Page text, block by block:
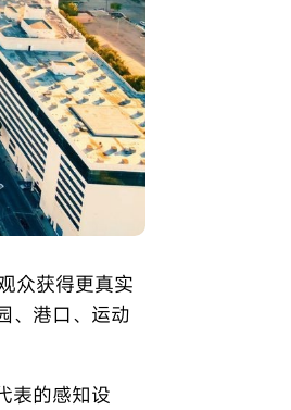
众获得更真实
、港口、运动
表的感知设